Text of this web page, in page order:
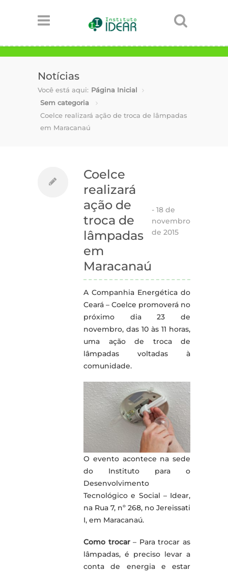
Notícias
Você está aqui: Página Inicial
Sem categoria
Coelce realizará ação de troca de lâmpadas
em Maracanaú
Coelce
realizará
ação de
troca de
lâmpadas
em
Maracanaú
- 18 de
novembro
de 2015
A Companhia Energética do
Ceará – Coelce promoverá no
próximo dia 23 de
novembro, das 10 às 11 horas,
uma ação de troca de
lâmpadas voltadas à
comunidade.
O evento acontece na sede
do Instituto para o
Desenvolvimento
Tecnológico e Social – Idear,
na Rua 7, nº 268, no Jereissati
I, em Maracanaú.
Como trocar– Para trocar as
lâmpadas, é preciso levar a
conta de energia e estar